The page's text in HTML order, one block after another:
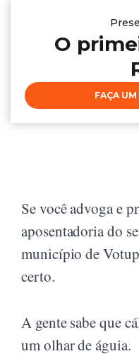
O
FAÇA
Se você advoga e
aposentadoria do
município de
certo.
A gente sabe que
um olhar de águia.